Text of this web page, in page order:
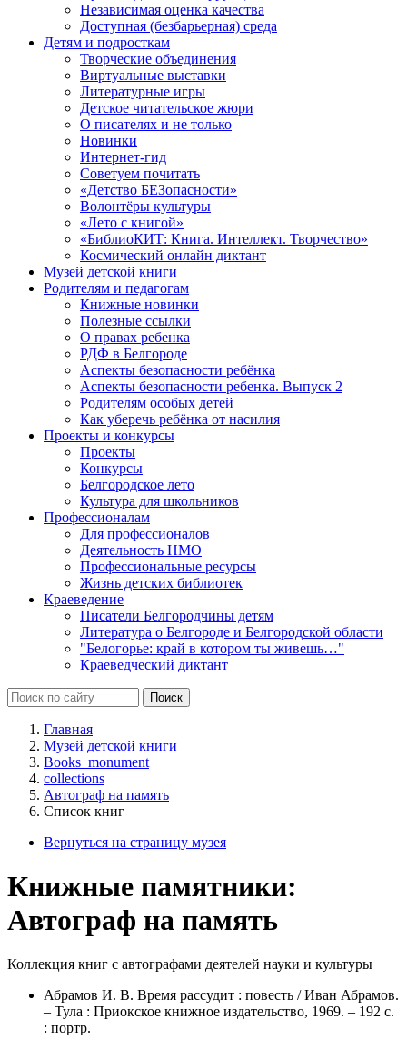
Независимая оценка качества
Доступная (безбарьерная) среда
Детям и подросткам
Творческие объединения
Виртуальные выставки
Литературные игры
Детское читательское жюри
О писателях и не только
Новинки
Интернет-гид
Советуем почитать
«Детство БЕЗопасности»
Волонтёры культуры
«Лето с книгой»
«БиблиоКИТ: Книга. Интеллект. Творчество»
Космический онлайн диктант
Музей детской книги
Родителям и педагогам
Книжные новинки
Полезные ссылки
О правах ребенка
РДФ в Белгороде
Аспекты безопасности ребёнка
Аспекты безопасности ребенка. Выпуск 2
Родителям особых детей
Как уберечь ребёнка от насилия
Проекты и конкурсы
Проекты
Конкурсы
Белгородское лето
Культура для школьников
Профессионалам
Для профессионалов
Деятельность НМО
Профессиональные ресурсы
Жизнь детских библиотек
Краеведение
Писатели Белгородчины детям
Литература о Белгороде и Белгородской области
"Белогорье: край в котором ты живешь…"
Краеведческий диктант
Главная
Музей детской книги
Books_monument
collections
Автограф на память
Список книг
Вернуться на страницу музея
Книжные памятники:
Автограф на память
Коллекция книг с автографами деятелей науки и культуры
Абрамов И. В. Время рассудит : повесть / Иван Абрамов.
– Тула : Приокское книжное издательство, 1969. – 192 с.
: портр.